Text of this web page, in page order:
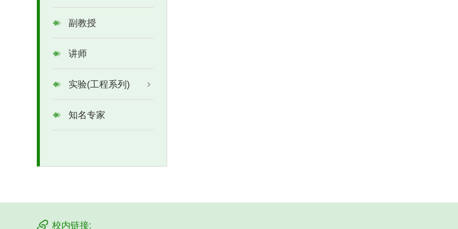
副教授
讲师
实验(工程系列)
知名专家
校内链接: